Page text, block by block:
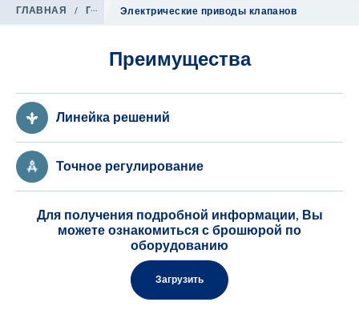
ГЛАВНАЯ / Продукция / Системы регулирования
Электрические приводы клапанов
Преимущества
Линейка решений
Точное регулирование
Для получения подробной информации, Вы
можете ознакомиться с брошюрой по
оборудованию
Загрузить